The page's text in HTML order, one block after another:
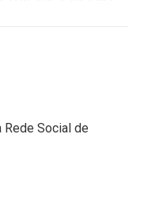
Rede Social de